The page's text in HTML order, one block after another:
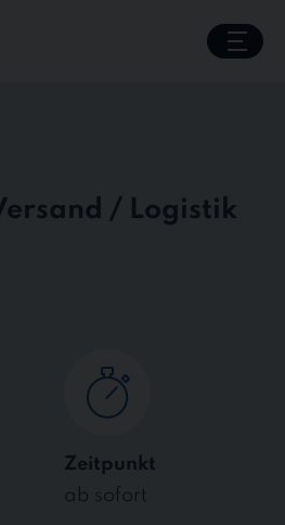
/ Logistik
Zeitpunkt
ab sofort